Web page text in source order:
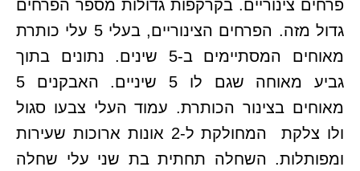
פרחים צינוריים. בקרקפות גדולות מספר הפרחים
גדול מזה. הפרחים הצינוריים, בעלי 5 עלי כותרת
מאוחים המסתיימים ב-5 שינים. נתונים בתוך
גביע מאוחה שגם לו 5 שיניים. האבקנים 5
מאוחים בצינור הכותרת. עמוד העלי צבעו סגול
ולו צלקת המחולקת ל-2 אונות ארוכות שעירות
ומפותלות. השחלה תחתית בת שני עלי שחלה